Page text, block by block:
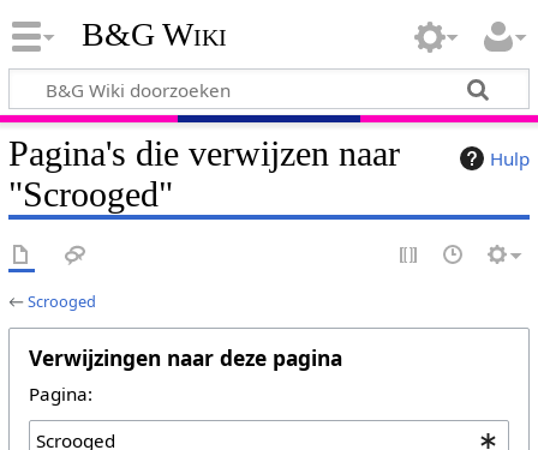
B&G Wiki
Hulp
Pagina's die verwijzen naar
"Scrooged"
←Scrooged
Verwijzingen naar deze pagina
Pagina: